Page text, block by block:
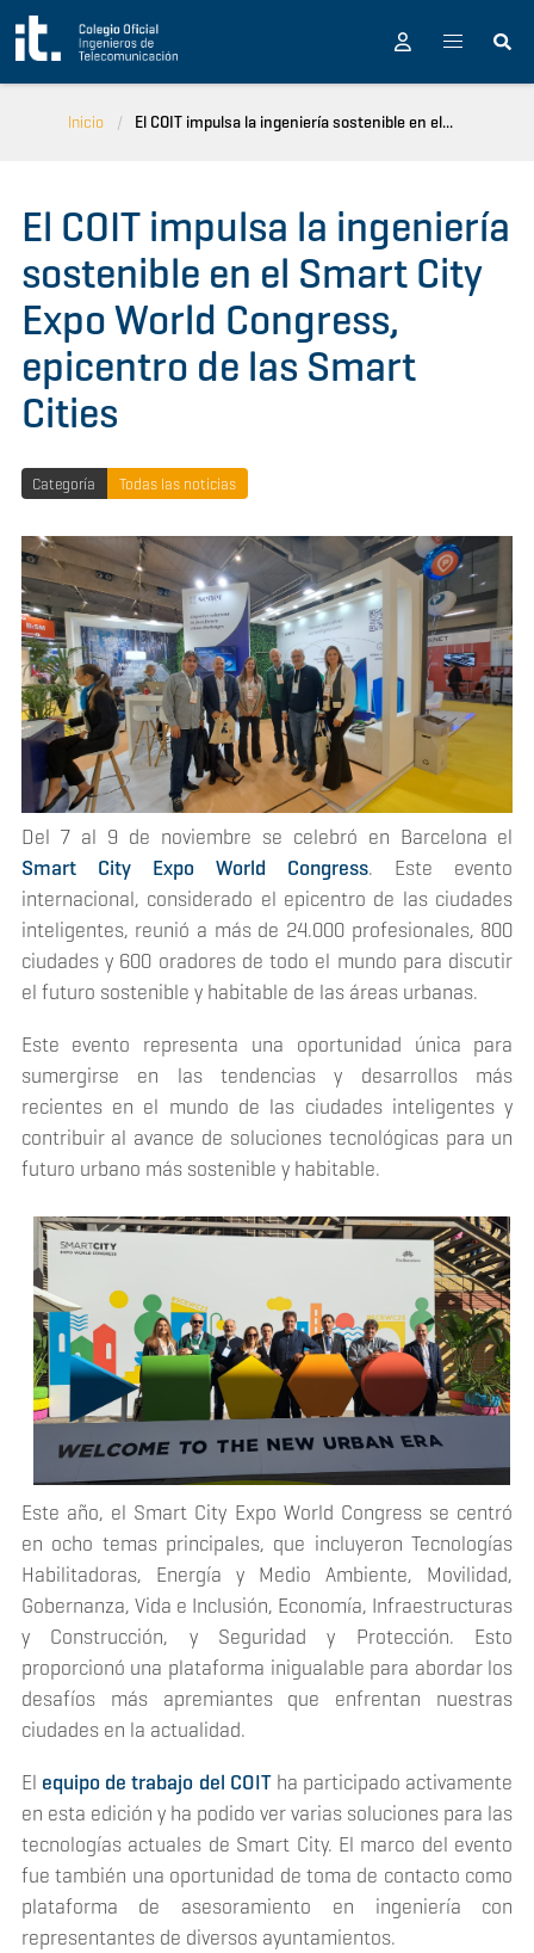
Pasar al contenido principal
Inicio El COIT impulsa la ingeniería sostenible en el...
El COIT impulsa la ingeniería
sostenible en el Smart City
Expo World Congress,
epicentro de las Smart
Cities
Categoría Todas las noticias
Del 7 al 9 de noviembre se celebró en Barcelona el
Smart City Expo World Congress. Este evento
internacional, considerado el epicentro de las ciudades
inteligentes, reunió a más de 24.000 profesionales, 800
ciudades y 600 oradores de todo el mundo para discutir
el futuro sostenible y habitable de las áreas urbanas.
Este evento representa una oportunidad única para
sumergirse en las tendencias y desarrollos más
recientes en el mundo de las ciudades inteligentes y
contribuir al avance de soluciones tecnológicas para un
futuro urbano más sostenible y habitable.
Este año, el Smart City Expo World Congress se centró
en ocho temas principales, que incluyeron Tecnologías
Habilitadoras, Energía y Medio Ambiente, Movilidad,
Gobernanza, Vida e Inclusión, Economía, Infraestructuras
y Construcción, y Seguridad y Protección. Esto
proporcionó una plataforma inigualable para abordar los
desafíos más apremiantes que enfrentan nuestras
ciudades en la actualidad.
El equipo de trabajo del COIT ha participado activamente
en esta edición y ha podido ver varias soluciones para las
tecnologías actuales de Smart City. El marco del evento
fue también una oportunidad de toma de contacto como
plataforma de asesoramiento en ingeniería con
representantes de diversos ayuntamientos.